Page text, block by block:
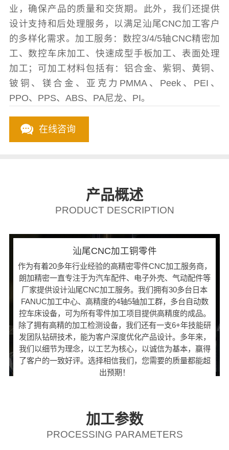
业，确保产品的质量和交货期。此外，我们还提供
设计支持和后处理服务，以满足汕尾CNC加工客户
的多样化需求。加工服务：数控3/4/5轴CNC精密加
工、数控车床加工、快速成型手板加工、表面处理
加工；可加工材料包括有：铝合金、紫铜、黄铜、
铍铜、镁合金、亚克力PMMA、Peek、PEI、
PPO、PPS、ABS、PA尼龙、PI。
在线咨询
产品概述
PRODUCT DESCRIPTION
汕尾CNC加工铜零件
作为有着20多年行业经验的高精密零件CNC加工服务商，
朗加精密一直专注于为汽车配件、电子外壳、气动配件等
厂家提供设计汕尾CNC加工服务。我们拥有30多台日本
FANUC加工中心、高精度的4轴5轴加工群，多台自动数
控车床设备，可为所有零件加工项目提供高精度的成品。
除了拥有高精的加工检测设备，我们还有一支6+年技能研
发团队钻研技术，能为客户深度优化产品设计。多年来，
我们以细节为理念，以工艺为核心，以诚信为基本，赢得
了客户的一致好评。选择相信我们，您需要的质量都能超
出预期！
加工参数
PROCESSING PARAMETERS